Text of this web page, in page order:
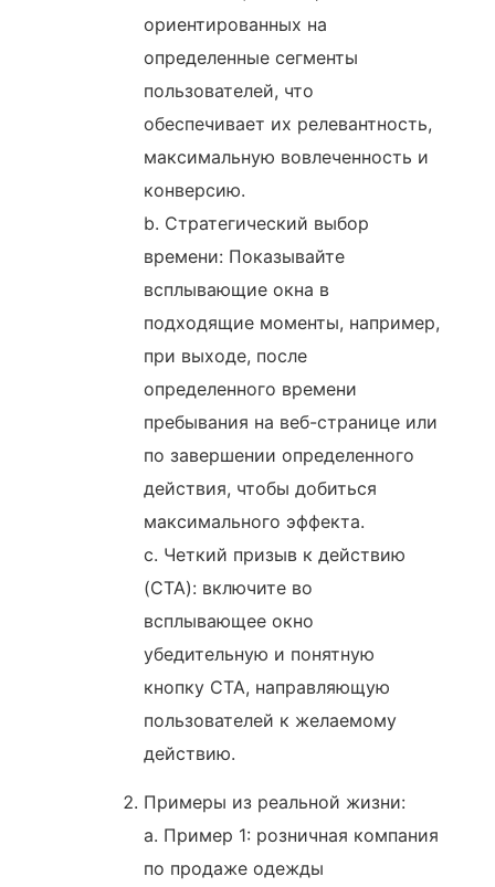
ориентированных на
определенные сегменты
пользователей, что
обеспечивает их релевантность,
максимальную вовлеченность и
конверсию.
b. Стратегический выбор
времени: Показывайте
всплывающие окна в
подходящие моменты, например,
при выходе, после
определенного времени
пребывания на веб-странице или
по завершении определенного
действия, чтобы добиться
максимального эффекта.
c. Четкий призыв к действию
(CTA): включите во
всплывающее окно
убедительную и понятную
кнопку CTA, направляющую
пользователей к желаемому
действию.
Примеры из реальной жизни:
a. Пример 1: розничная компания
по продаже одежды